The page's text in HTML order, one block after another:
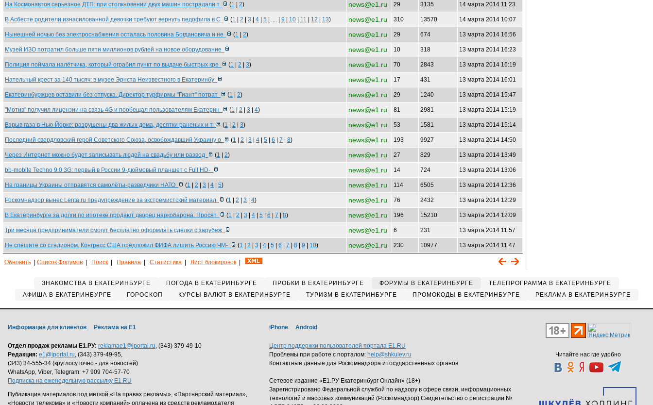
На Космонавтов серьезное ДТП: при столкновении двух машин пострадали т (1 2) news@e1.ru 29 3135 14 марта 2014 11:23
В Асбесте родители изнасилованной девочки требуют вернуть педофила в С (1 2 3 4 5 | .... | 9 10 11 12 13) news@e1.ru 310 13570 14 марта 2014 10:07
Нынешней ночью без электроснабжения осталась половина Богдановича и не (1 2) news@e1.ru 29 674 13 марта 2014 16:56
Музей ИЗО потратил больше пяти миллионов рублей на новое оборудование news@e1.ru 10 318 13 марта 2014 16:23
Полиция поймала налётчика, который ограбил пункт по выдаче быстрых кре (1 2 3) news@e1.ru 70 2843 13 марта 2014 16:19
Нательный крест за 140 тысяч: в музее Эрнста Неизвестного в Екатеринбу news@e1.ru 17 431 13 марта 2014 16:01
Екатеринбуржцев оставили без отпуска. Директор турфирмы "Гиант" потрат (1 2) news@e1.ru 29 1240 13 марта 2014 15:47
"Мотив" получил лицензии на связь 4G и пообещал пользователям Екатерин (1 2 3 4) news@e1.ru 81 2981 13 марта 2014 15:19
Взрыв газа в Нью-Йорке: разрушены два жилых дома, десятки раненых и т (1 2 3) news@e1.ru 53 1581 13 марта 2014 15:14
Последний свердловский герой Советского Союза, освобождавший Украину о (1 2 3 4 5 6 7 8) news@e1.ru 193 9927 13 марта 2014 14:50
Через Интернет можно будет записывать людей на свадьбу или развод (1 2) news@e1.ru 27 829 13 марта 2014 13:49
bb-mobile Techno 9.0 3G: первый в России 9-дюймовый планшет с Full HD- news@e1.ru 14 724 13 марта 2014 13:06
На границы Украины отправятся самолёты-разведчики НАТО (1 2 3 4 5) news@e1.ru 114 6505 13 марта 2014 12:36
Роскомнадзор вынес Lenta.ru предупреждение за экстремистский материал (1 2 3 4) news@e1.ru 76 2432 13 марта 2014 12:29
В Екатеринбурге за долги по ипотеке продают дворец наркобарона. Просят (1 2 3 4 5 6 7 8) news@e1.ru 196 15210 13 марта 2014 12:09
Три месяца предприниматели смогут бесплатно оформлять сделки с зарубеж news@e1.ru 6 231 13 марта 2014 11:57
Не спешите со стадионом. Конгресс США предложил ФИФА лишить Россию ЧМ- (1 2 3 4 5 6 7 8 9 10) news@e1.ru 230 10977 13 марта 2014 11:47
Обновить Список Форумов Поиск Правила Статистика Лист блокировок
ЗНАКОМСТВА В ЕКАТЕРИНБУРГЕ ПОГОДА В ЕКАТЕРИНБУРГЕ ПРОБКИ В ЕКАТЕРИНБУРГЕ ФОРУМЫ В ЕКАТЕРИНБУРГЕ
ТЕЛЕПРОГРАММА В ЕКАТЕРИНБУРГЕ
АФИША В ЕКАТЕРИНБУРГЕ
ГОРОСКОП КУРСЫ ВАЛЮТ В ЕКАТЕРИНБУРГЕ ТУРИЗМ В ЕКАТЕРИНБУРГЕ ПРОМОКОДЫ В ЕКАТЕРИНБУРГЕ РЕКЛАМА В ЕКАТЕРИНБУРГЕ
Читайте нас где удобно
Информация для клиентов Реклама на Е1
Отдел продаж рекламы Е1.РУ: reklamae1@iportal.ru, (343) 379-49-10
Редакция: e1@iportal.ru, (343) 379-49-95,
(343) 34-555-34 (круглосуточно - для новостей)
WhatsApp, Viber, Telegram: +7 909 704-57-70
Подписка на еженедельную рассылку E1.RU
Публикация материалов под меткой «На правах рекламы», «Партнёрский материал»,
«Новости телекома» и «Новости компаний» оплачена из средств рекламодателя
iPhone Android
Центр поддержки пользователей портала E1.RU
Проблемы при работе с порталом: help@shkulev.ru
Контактные данные для Роскомнадзора и государственных органов
Сетевое издание «Е1.РУ Екатеринбург Онлайн» (18+)
Зарегистрировано Федеральной службой по надзору в сфере связи, информационных
технологий и массовых коммуникаций (Роскомнадзор) Свидетельство о регистрации №